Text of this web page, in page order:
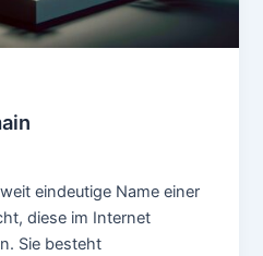
eindeutige Name einer
diese im Internet
Sie besteht